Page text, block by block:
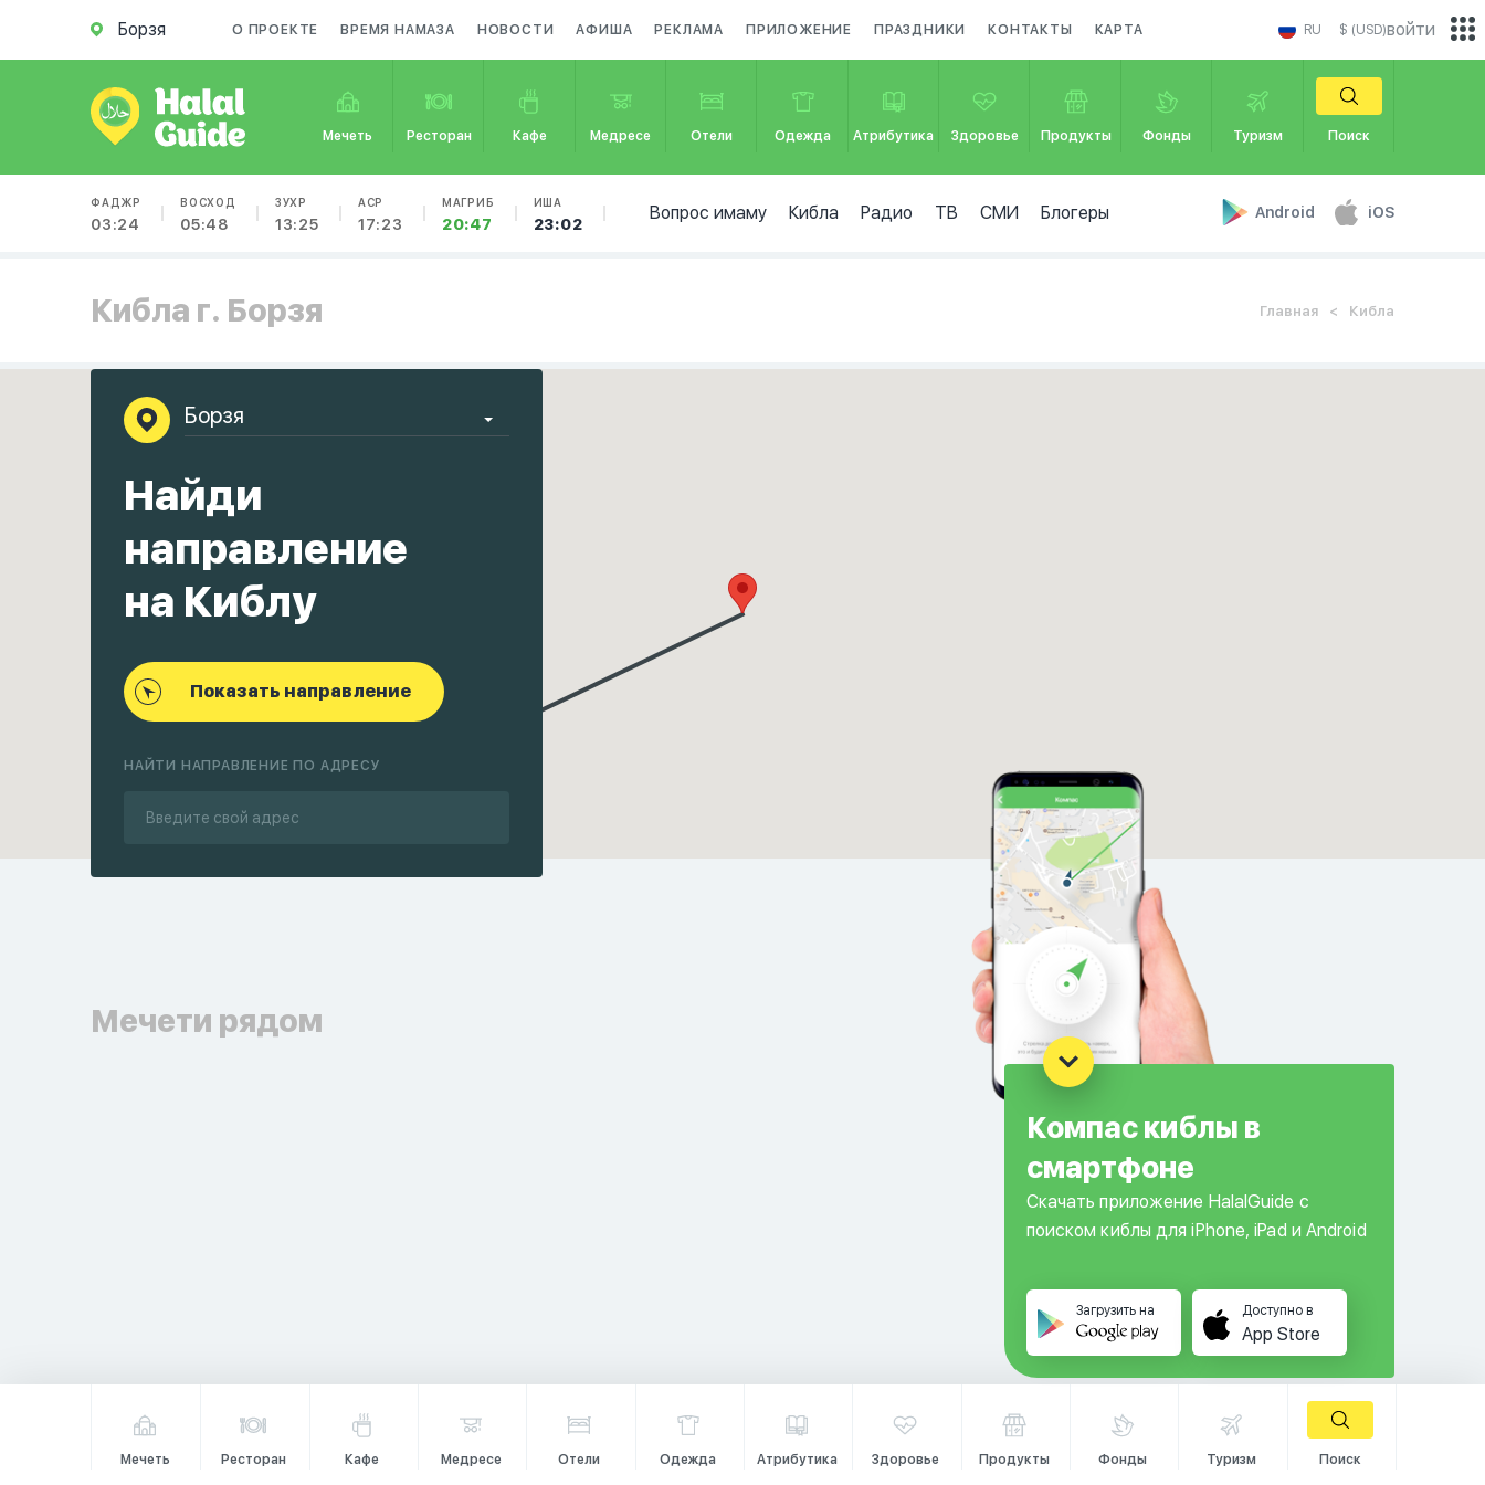
Борзя О ПРОЕКТЕ ВРЕМЯ НАМАЗА НОВОСТИ АФИША РЕКЛАМА ПРИЛОЖЕНИЕ ПРАЗДНИКИ КОНТАКТЫ КАРТА RU $ (USD)
Мечеть Ресторан Кафе Медресе Отели Одежда Атрибутика Здоровье Продукты Фонды Туризм Поиск
ФАДЖР
03:24
ВОСХОД
05:48
ЗУХР
13:25
АСР
17:23
МАГРИБ
20:47
ИША
23:02
Вопрос имаму Кибла Радио ТВ СМИ Блогеры Android iOS
войти
Кибла г. Борзя Главная Кибла
Найди
направление
на Киблу
Показать направление
НАЙТИ НАПРАВЛЕНИЕ ПО АДРЕСУ
Компас киблы в
смартфоне
Скачать приложение HalalGuide с
поиском киблы для iPhone, iPad и Android
Загрузить на Доступно в
App Store
Мечети рядом
Мечеть Ресторан Кафе Медресе Отели Одежда Атрибутика Здоровье Продукты Фонды Туризм Поиск